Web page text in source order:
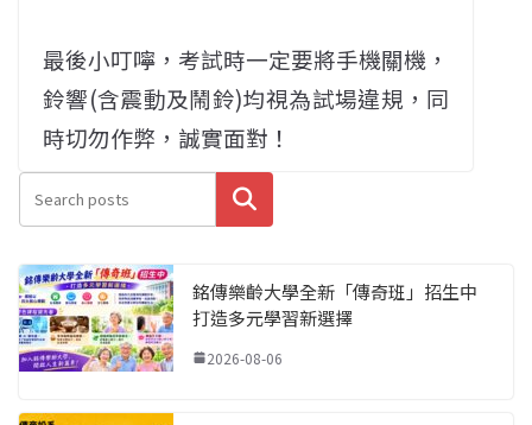
最後小叮嚀，考試時一定要將手機關機，
鈴響(含震動及鬧鈴)均視為試場違規，同
時切勿作弊，誠實面對！
搜尋
銘傳樂齡大學全新「傳奇班」招生中
打造多元學習新選擇
2026-08-06